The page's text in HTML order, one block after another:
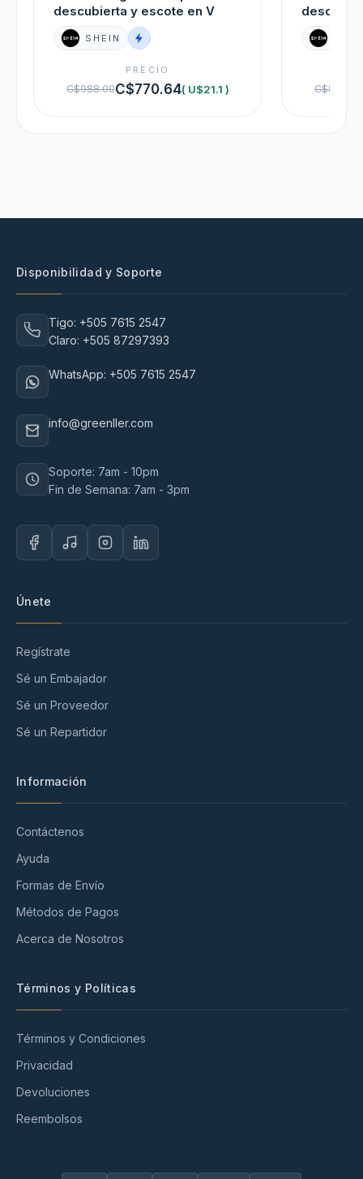
descubierta y escote en V
SHEIN
PRECIO
C$988.00C$770.64( U$21.1 ) C$836.00
Disponibilidad y Soporte
Tigo: +505 7615 2547
Claro: +505 87297393
WhatsApp: +505 7615 2547
info@greenller.com
Soporte: 7am - 10pm
Fin de Semana: 7am - 3pm
Únete
Regístrate
Sé un Embajador
Sé un Proveedor
Sé un Repartidor
Información
Contáctenos
Ayuda
Formas de Envío
Métodos de Pagos
Acerca de Nosotros
Términos y Políticas
Términos y Condiciones
Privacidad
Devoluciones
Reembolsos